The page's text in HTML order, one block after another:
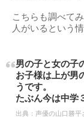
こちらも調べて
人がいるという
男の子と女の子
お子様は上が男
うです。
たぶん今は中学
出典： 声優の山口勝平